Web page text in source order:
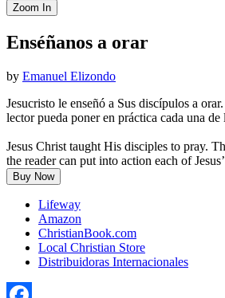
Zoom In
Enséñanos a orar
by Emanuel Elizondo
Jesucristo le enseñó a Sus discípulos a
lector pueda poner en práctica cada una
Jesus Christ taught His disciples to pray.
the reader can put into action each of
Buy Now
Lifeway
Amazon
ChristianBook.com
Local Christian Store
Distribuidoras Internacionales